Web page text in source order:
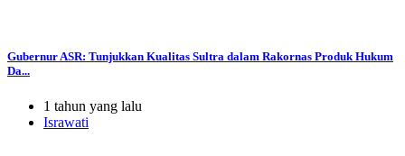
Gubernur ASR: Tunjukkan Kualitas Sultra dalam Rakornas Produk Hukum
Da...
1 tahun yang lalu
Israwati